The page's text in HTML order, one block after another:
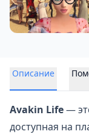
Описание
Avakin Life—
доступная на